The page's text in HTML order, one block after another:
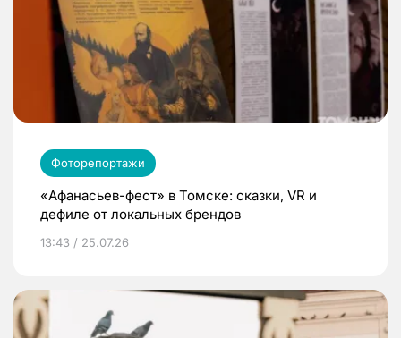
Фоторепортажи
«Афанасьев-фест» в Томске: сказки, VR и
дефиле от локальных брендов
13:43 / 25.07.26